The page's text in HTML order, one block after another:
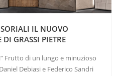
IL NUOVO
GRASSI PIETRE
Frutto di un lungo e minuzioso
Debiasi e Federico Sandri